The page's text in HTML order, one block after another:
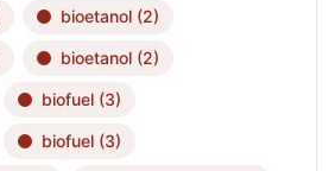
bioetanol (2)
bioetanol (2)
biofuel (3)
biofuel (3)